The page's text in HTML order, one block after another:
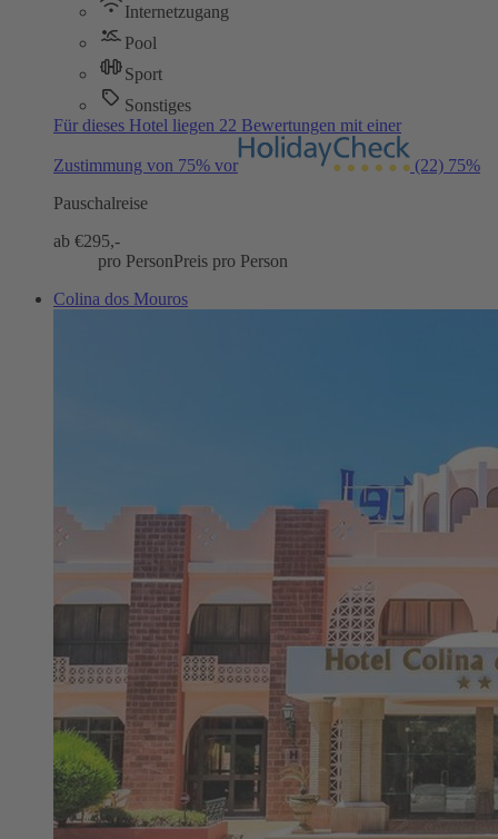
Internetzugang
Pool
Sport
Sonstiges
Für dieses Hotel liegen 22 Bewertungen mit einer
Zustimmung von 75% vor (22) 75%
Pauschalreise
ab €295,-
pro PersonPreis pro Person
Colina dos Mouros